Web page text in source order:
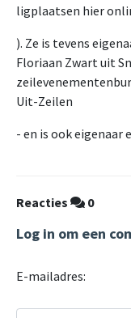
ligplaatsen hier
). Ze is tevens
Floriaan Zwart uit
Uit-Zeilen
- en is ook eigenaar
Reacties 0
Log in om een
E-mailadres: